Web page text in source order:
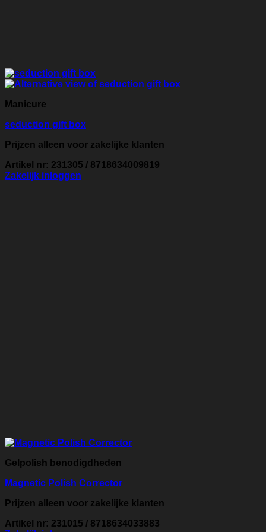
Manicure
seduction gift box
Prijzen alleen voor zakelijke klanten
Artikel nr: 231305 / 8718634009819
Zakelijk inloggen
Gelpolish benodigdheden
Magnetic Polish Corrector
Prijzen alleen voor zakelijke klanten
Artikel nr: 231015 / 8718634033883